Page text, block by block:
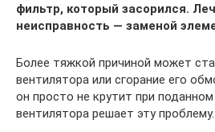
фильтр, который засорился.
неисправность — заменой
Более тяжкой причиной может
вентилятора или сгорание его
он просто не крутит при
вентилятора решает эту проблему.